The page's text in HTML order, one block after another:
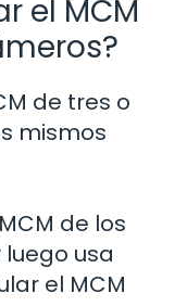
el MCM
de tres o
mismos
de los
usa
el MCM